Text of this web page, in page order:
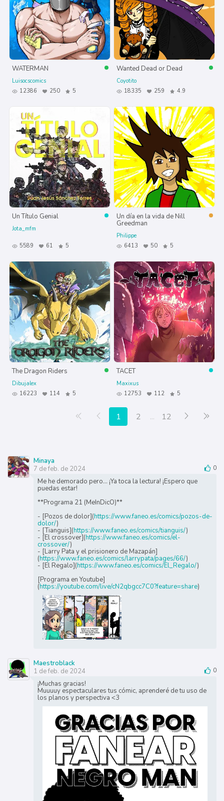
WATERMAN
Luisocscomics
12386
250 5
Wanted Dead or Dead
Coyotito
18335
259 4.9
Un Título Genial
Jota_mfm
5589 61 5
Un día en la vida de Nill
Greedman
Philippe
6413
50 5
The Dragon Riders
Dibujalex
16223
114 5
TACET
Maxixus
12753
112 5
Primera página
Anterior
1 2 ... 12 Siguiente
Minaya
7 de feb. de 2024
0
Me he demorado pero... ¡Ya toca la lectura! ¡Espero que
puedas estar!
**Programa 21 (MeInDicO)**
- [Pozos de dolor](https://www.faneo.es/comics/pozos-de-
dolor/)
- [Tianguis](https://www.faneo.es/comics/tianguis/)
- [El crossover](https://www.faneo.es/comics/el-
crossover/)
- [Larry Pata y el prisionero de Mazapán]
(https://www.faneo.es/comics/larrypata/pages/66/)
- [El Regalo](https://www.faneo.es/comics/El_Regalo/)
[Programa en Youtube]
(https://youtube.com/live/cN2qbgcc7C0?feature=share)
Maestroblack
1 de feb. de 2024
0
¡Muchas gracias!
Muuuuy espectaculares tus cómic, aprenderé de tu uso de
los planos y perspectiva <3